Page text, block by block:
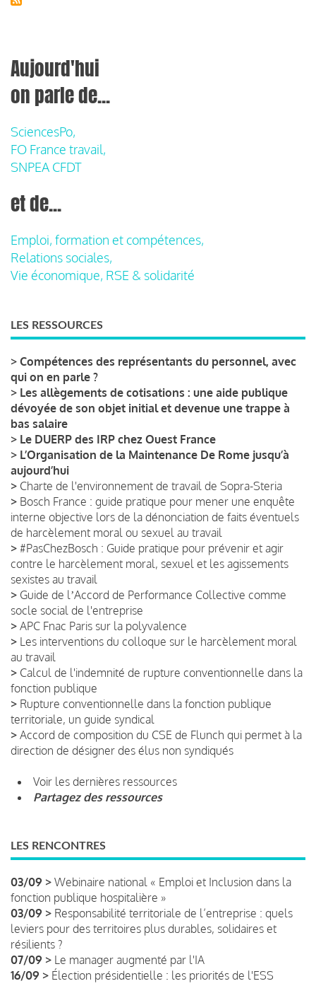
Aujourd'hui
on parle de...
SciencesPo,
FO France travail,
SNPEA CFDT
et de...
Emploi, formation et compétences,
Relations sociales,
Vie économique, RSE & solidarité
LES RESSOURCES
> Compétences des représentants du personnel, avec
qui on en parle ?
> Les allègements de cotisations : une aide publique
dévoyée de son objet initial et devenue une trappe à
bas salaire
> Le DUERP des IRP chez Ouest France
> L’Organisation de la Maintenance De Rome jusqu’à
aujourd’hui
> Charte de l'environnement de travail de Sopra-Steria
> Bosch France : guide pratique pour mener une enquête
interne objective lors de la dénonciation de faits éventuels
de harcèlement moral ou sexuel au travail
> #PasChezBosch : Guide pratique pour prévenir et agir
contre le harcèlement moral, sexuel et les agissements
sexistes au travail
> Guide de lʼAccord de Performance Collective comme
socle social de l'entreprise
> APC Fnac Paris sur la polyvalence
> Les interventions du colloque sur le harcèlement moral
au travail
> Calcul de l'indemnité de rupture conventionnelle dans la
fonction publique
> Rupture conventionnelle dans la fonction publique
territoriale, un guide syndical
> Accord de composition du CSE de Flunch qui permet à la
direction de désigner des élus non syndiqués
Voir les dernières ressources
Partagez des ressources
LES RENCONTRES
03/09 > Webinaire national « Emploi et Inclusion dans la
fonction publique hospitalière »
03/09 > Responsabilité territoriale de l’entreprise : quels
leviers pour des territoires plus durables, solidaires et
résilients ?
07/09 > Le manager augmenté par l'IA
16/09 > Élection présidentielle : les priorités de l'ESS